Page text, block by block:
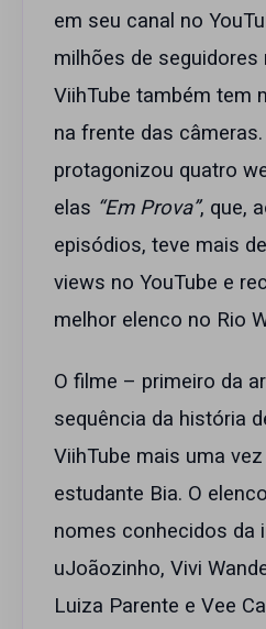
em seu canal no
milhões de seguidores
ViihTube também tem
na frente das
protagonizou quatro
elas “Em Prova”, que,
episódios, teve mais
views no YouTube e
melhor elenco no Rio
O filme – primeiro da
sequência da história
ViihTube mais uma
estudante Bia. O
nomes conhecidos da
uJoãozinho, Vivi
Luiza Parente e Vee